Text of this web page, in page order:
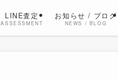
LINE査定
ASSESSMENT
お知らせ / ブログ
NEWS / BLOG